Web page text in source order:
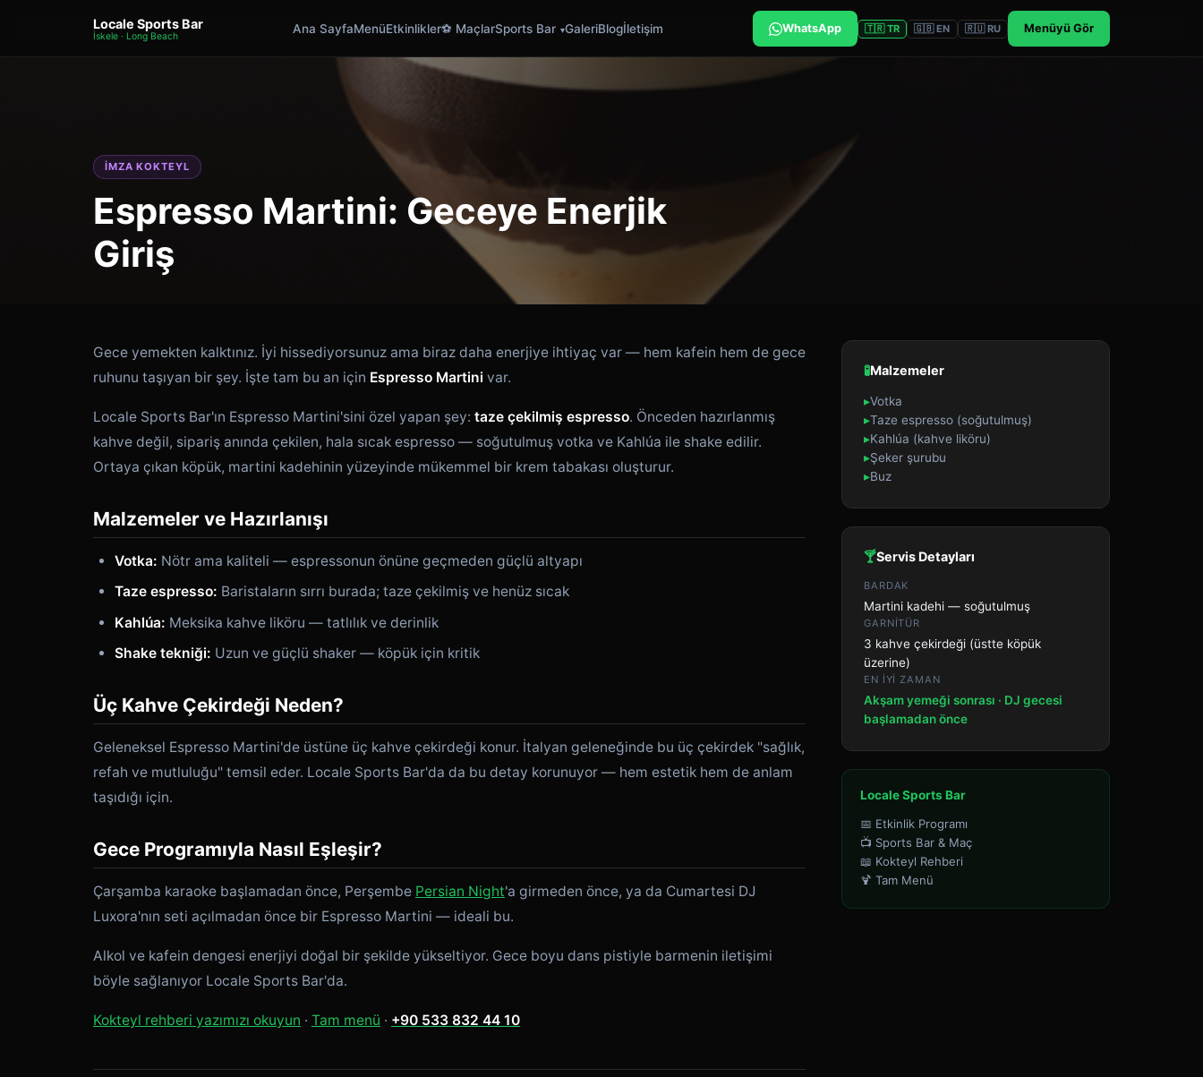
Locale Sports Bar
İskele · Long Beach
Ana SayfaMenüEtkinlikler⚽ MaçlarSports Bar GaleriBlogİletişim WhatsApp 🇹🇷 TR 🇬🇧 EN 🇷🇺 RU Menüyü Gör
İMZA KOKTEYL
Espresso Martini: Geceye Enerjik
Giriş
Gece yemekten kalktınız. İyi hissediyorsunuz ama biraz daha enerjiye ihtiyaç var — hem kafein hem de gece
ruhunu taşıyan bir şey. İşte tam bu an için Espresso Martini var.
Locale Sports Bar'ın Espresso Martini'sini özel yapan şey: taze çekilmiş espresso. Önceden hazırlanmış
kahve değil, sipariş anında çekilen, hala sıcak espresso — soğutulmuş votka ve Kahlúa ile shake edilir.
Ortaya çıkan köpük, martini kadehinin yüzeyinde mükemmel bir krem tabakası oluşturur.
Malzemeler ve Hazırlanışı
Votka: Nötr ama kaliteli — espressonun önüne geçmeden güçlü altyapı
Taze espresso: Baristaların sırrı burada; taze çekilmiş ve henüz sıcak
Kahlúa: Meksika kahve liköru — tatlılık ve derinlik
Shake tekniği: Uzun ve güçlü shaker — köpük için kritik
Üç Kahve Çekirdeği Neden?
Geleneksel Espresso Martini'de üstüne üç kahve çekirdeği konur. İtalyan geleneğinde bu üç çekirdek "sağlık,
refah ve mutluluğu" temsil eder. Locale Sports Bar'da da bu detay korunuyor — hem estetik hem de anlam
taşıdığı için.
Gece Programıyla Nasıl Eşleşir?
Çarşamba karaoke başlamadan önce, Perşembe Persian Night'a girmeden önce, ya da Cumartesi DJ
Luxora'nın seti açılmadan önce bir Espresso Martini — ideali bu.
Alkol ve kafein dengesi enerjiyi doğal bir şekilde yükseltiyor. Gece boyu dans pistiyle barmenin iletişimi
böyle sağlanıyor Locale Sports Bar'da.
Kokteyl rehberi yazımızı okuyun · Tam menü · +90 533 832 44 10
🧪Malzemeler
▸Votka
▸Taze espresso (soğutulmuş)
▸Kahlúa (kahve liköru)
▸Şeker şurubu
▸Buz
🍸Servis Detayları
BARDAK
Martini kadehi — soğutulmuş
GARNITÜR
3 kahve çekirdeği (üstte köpük
üzerine)
EN IYI ZAMAN
Akşam yemeği sonrası · DJ gecesi
başlamadan önce
Locale Sports Bar
📅 Etkinlik Programı
📺 Sports Bar & Maç
📖 Kokteyl Rehberi
🍹 Tam Menü